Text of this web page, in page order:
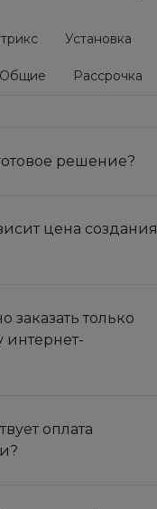
Установка
Общие Рассрочка
решение?
цена создания
заказать только
интернет-
оплата